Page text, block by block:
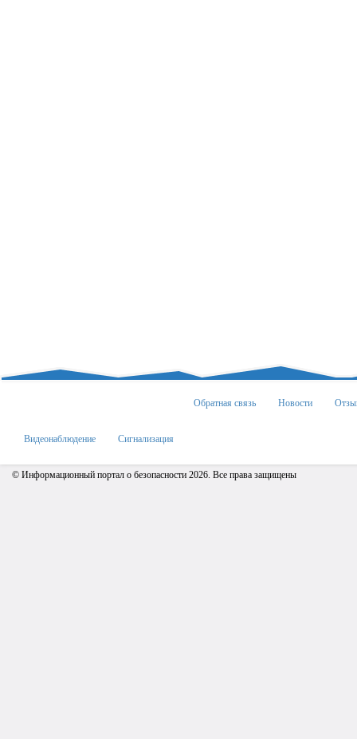
Обратная связь Новости
Видеонаблюдение Сигнализация
© Информационный портал о безопасности 2026. Все права защищены